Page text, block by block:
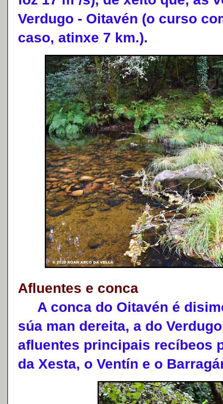
Verdugo - Oitavén (o curso
caso, atinxe 7 km.).
Afluentes e conca
A conca do Oitavén é
súa man dereita, a do
afluentes principais recíbeos
da Xesta, o Ventín e o